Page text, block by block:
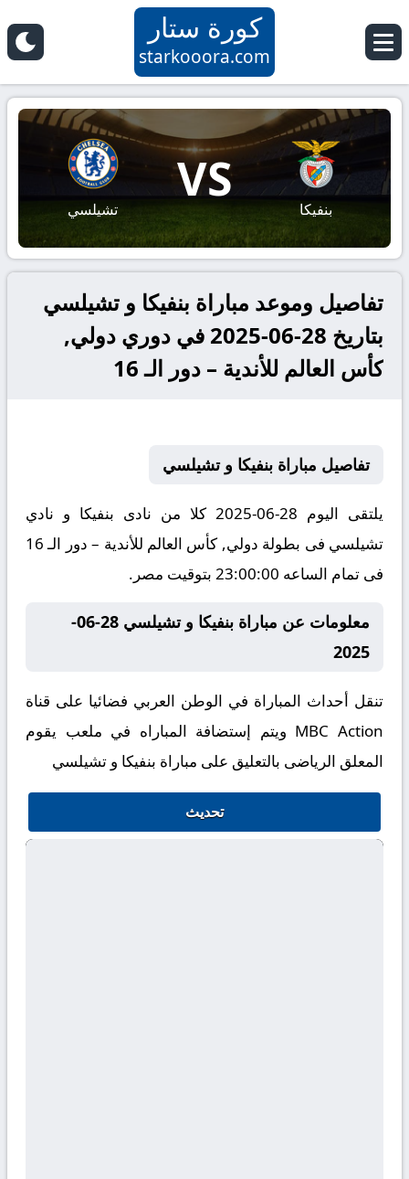
كورة ستار
starkooora.com
بنفيكا
VS
تشيلسي
تفاصيل وموعد مباراة بنفيكا و تشيلسي
بتاريخ 28-06-2025 في دوري دولي,
كأس العالم للأندية – دور الـ 16
تفاصيل مباراة بنفيكا و تشيلسي
يلتقى اليوم 28-06-2025 كلا من نادى بنفيكا و نادي
تشيلسي فى بطولة دولي, كأس العالم للأندية – دور الـ 16
فى تمام الساعه 23:00:00 بتوقيت مصر.
معلومات عن مباراة بنفيكا و تشيلسي 28-06-
2025
تنقل أحداث المباراة في الوطن العربي فضائيا على قناة
MBC Action ويتم إستضافة المباراه في ملعب يقوم
المعلق الرياضى بالتعليق على مباراة بنفيكا و تشيلسي
تحديث